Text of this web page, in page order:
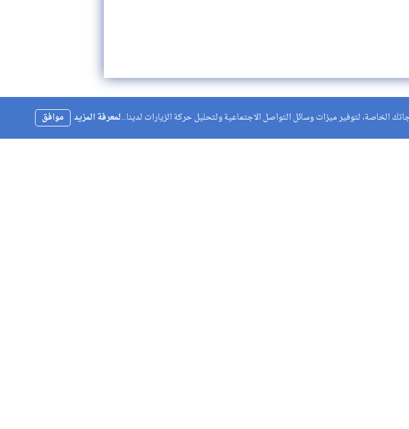
الخاصة، لتوفير ميزات وسائل التواصل الاجتماعية ولتحليل حركة الزيارات لدينا...لمعرفة المزيد موافق